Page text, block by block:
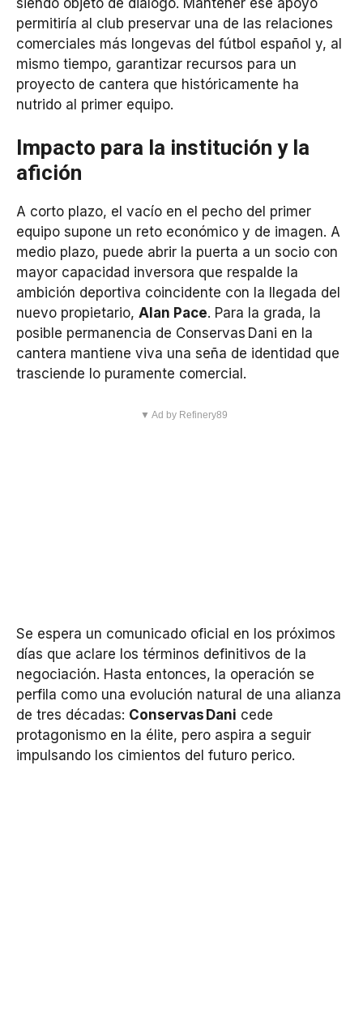
permitiría al club preservar una de las relaciones
comerciales más longevas del fútbol español y, al
mismo tiempo, garantizar recursos para un
proyecto de cantera que históricamente ha
nutrido al primer equipo.
Impacto para la institución y la
afición
A corto plazo, el vacío en el pecho del primer
equipo supone un reto económico y de imagen. A
medio plazo, puede abrir la puerta a un socio con
mayor capacidad inversora que respalde la
ambición deportiva coincidente con la llegada del
nuevo propietario, Alan Pace. Para la grada, la
posible permanencia de Conservas Dani en la
cantera mantiene viva una seña de identidad que
trasciende lo puramente comercial.
▼ Ad by Refinery89
Se espera un comunicado oficial en los próximos
días que aclare los términos definitivos de la
negociación. Hasta entonces, la operación se
perfila como una evolución natural de una alianza
de tres décadas: Conservas Dani cede
protagonismo en la élite, pero aspira a seguir
impulsando los cimientos del futuro perico.